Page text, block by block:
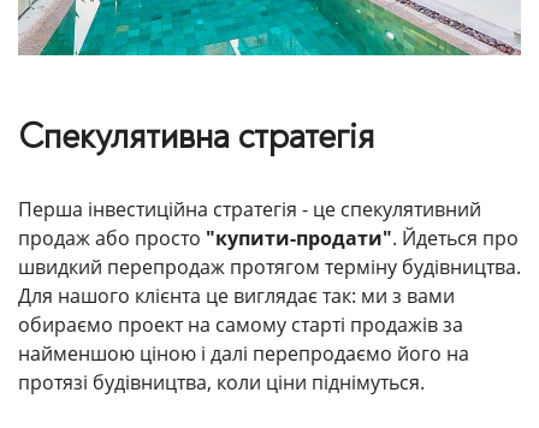
Спекулятивна стратегія
Перша інвестиційна стратегія - це спекулятивний
продаж або просто "купити-продати". Йдеться про
швидкий перепродаж протягом терміну будівництва.
Для нашого клієнта це виглядає так: ми з вами
обираємо проект на самому старті продажів за
найменшою ціною і далі перепродаємо його на
протязі будівництва, коли ціни піднімуться.